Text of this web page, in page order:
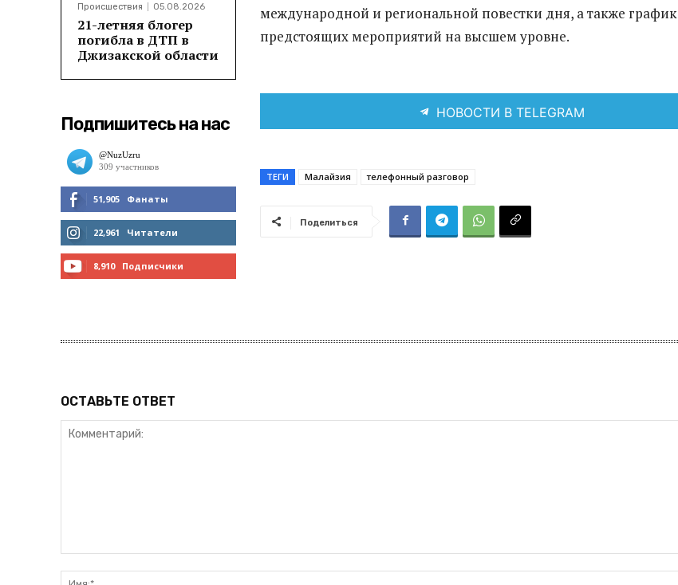
Происшествия 05.08.2026
21-летняя блогер
погибла в ДТП в
Джизакской области
Подпишитесь на нас
51,905 Фанаты
МНЕ НРАВИТСЯ
22,961 Читатели
8,910 Подписчики
международной и региональной повестки дня, а также график
предстоящих мероприятий на высшем уровне.
НОВОСТИ В TELEGRAM
ТЕГИ Малайзия телефонный разговор
Поделиться
ОСТАВЬТЕ ОТВЕТ